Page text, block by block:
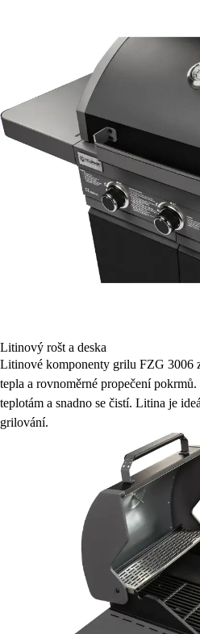
Litinový rošt a deska
Litinové komponenty grilu FZG 3006
tepla a rovnoměrné propečení
teplotám a snadno se čistí. Litina je
grilování.